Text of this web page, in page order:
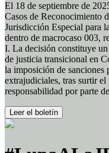
El 18 de septiembre de
Casos de Reconocimiento
Jurisdicción Especial para
dentro de macrocaso 003,
I. La decisión constituye
de justicia transicional en
la imposición de sanciones
extrajudiciales, tras surtir
responsabilidad por parte
Leer el boletín